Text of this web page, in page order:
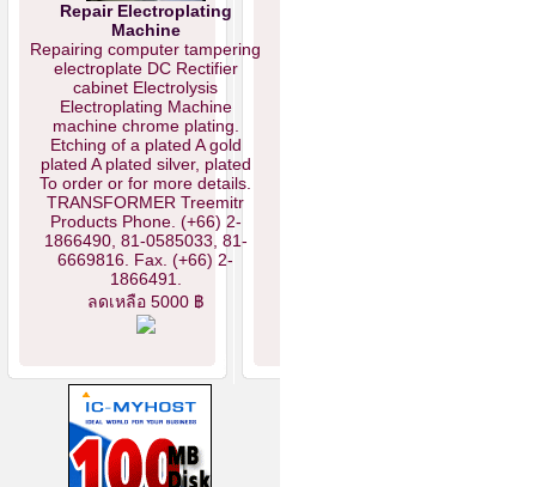
Repair Electroplating
Machine
Repairing computer tampering
electroplate DC Rectifier
cabinet Electrolysis
Electroplating Machine
machine chrome plating.
Etching of a plated A gold
plated A plated silver, plated
To order or for more details.
TRANSFORMER Treemitr
Products Phone. (+66) 2-
1866490, 81-0585033, 81-
6669816. Fax. (+66) 2-
1866491.
ลดเหลือ 5000 ฿